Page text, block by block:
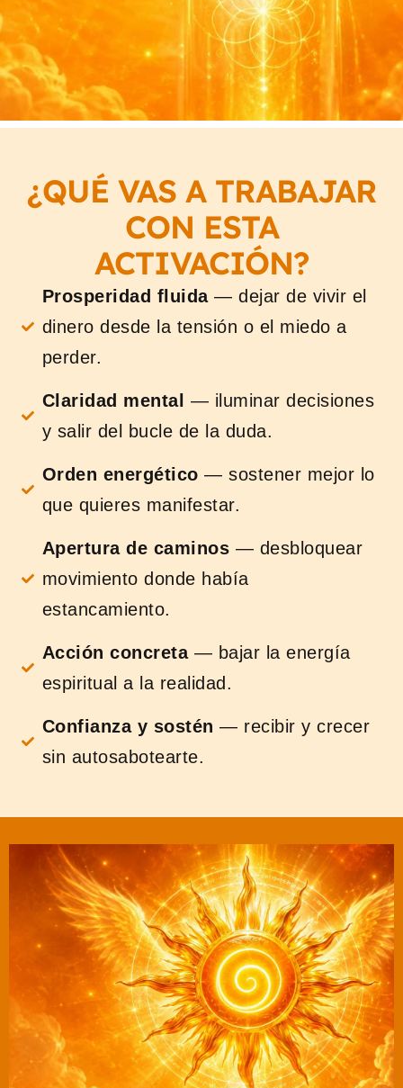
¿QUÉ VAS A TRABAJAR
CON ESTA
ACTIVACIÓN?
Prosperidad fluida— dejar de vivir el
dinero desde la tensión o el miedo a
perder.
Claridad mental — iluminar decisiones
y salir del bucle de la duda.
Orden energético — sostener mejor lo
que quieres manifestar.
Apertura de caminos — desbloquear
movimiento donde había
estancamiento.
Acción concreta— bajar la energía
espiritual a la realidad.
Confianza y sostén — recibir y crecer
sin autosabotearte.